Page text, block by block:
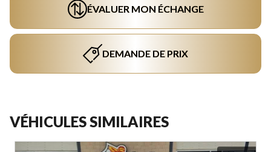
ÉVALUER MON ÉCHANGE
DEMANDE DE PRIX
VÉHICULES SIMILAIRES